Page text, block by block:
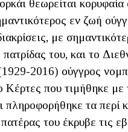
θεωρείται
εν ζωή
με
πατρίδας του, και το
2016) ούγγρος
που τιμήθηκε
τα περί
του έκρυβε τις